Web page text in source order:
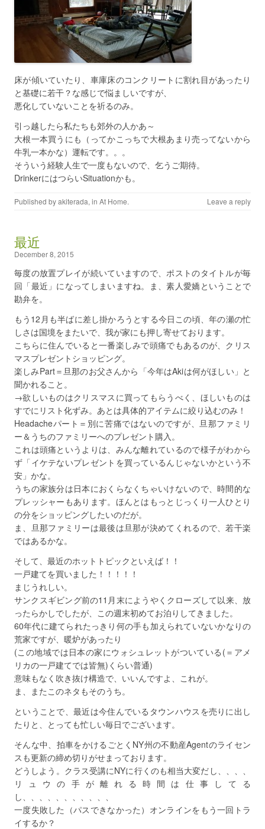
床が傾いていたり、車庫床のコンクリートに割れ目があったり
と基礎に若干？な感じで悩ましいですが、
悪化していないことを祈るのみ。
引っ越したら私たちも郊外の人かあ～
大根一本買うにも（ってかこっちで大根あまり売ってないから
牛乳一本かな）運転です。。。
そういう経験人生で一度もないので、乞うご期待。
DrinkerにはつらいSituationかも。
Published byakiterada, in At Home. Leave a reply
最近
December 8, 2015
毎度の放置プレイが続いていますので、ポストのタイトルが毎
回「最近」になってしまいますね。ま、素人愛嬌ということで
勘弁を。
もう12月も半ばに差し掛かろうとする今日この頃、年の瀬の忙
しさは国境をまたいで、我が家にも押し寄せております。
こちらに住んでいると一番楽しみで頭痛でもあるのが、クリス
マスプレゼントショッピング。
楽しみPart＝旦那のお父さんから「今年はAkiは何がほしい」と
聞かれること。
→欲しいものはクリスマスに買ってもらうべく、ほしいものは
すでにリスト化ずみ。あとは具体的アイテムに絞り込むのみ！
Headacheパート＝別に苦痛ではないのですが、旦那ファミリ
ー＆うちのファミリーへのプレゼント購入。
これは頭痛というよりは、みんな離れているので様子がわから
ず「イケテないプレゼントを買っているんじゃないかという不
安」かな。
うちの家族分は日本におくらなくちゃいけないので、時間的な
プレッシャーもあります。ほんとはもっとじっくり一人ひとり
の分をショッピングしたいのだが。
ま、旦那ファミリーは最後は旦那が決めてくれるので、若干楽
ではあるかな。
そして、最近のホットトピックといえば！！
一戸建てを買いました！！！！！
まじうれしい。
サンクスギビング前の11月末にようやくクローズして以来、放
ったらかしでしたが、この週末初めてお泊りしてきました。
60年代に建てられたっきり何の手も加えられていないかなりの
荒家ですが、暖炉があったり
(この地域では日本の家にウォシュレットがついている(＝アメ
リカの一戸建てでは皆無)くらい普通)
意味もなく吹き抜け構造で、いいんですよ、これが。
ま、またこのネタもそのうち。
ということで、最近は今住んでいるタウンハウスを売りに出し
たりと、とっても忙しい毎日でございます。
そんな中、拍車をかけるごとくNY州の不動産Agentのライセン
スも更新の締め切りがせまっております。
どうしよう。クラス受講にNYに行くのも相当大変だし、、、、
リュウの手が離れる時間は仕事してる
し、、、、、、、、、、、
一度失敗した（パスできなかった）オンラインをもう一回トラ
イするか？